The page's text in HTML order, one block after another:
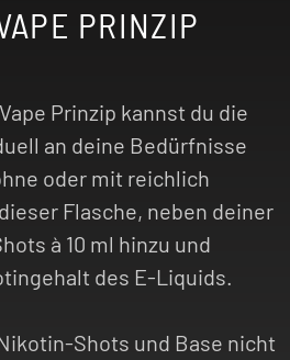
PRINZIP
Prinzip kannst du die
an deine Bedürfnisse
oder mit reichlich
Flasche, neben deiner
à 10 ml hinzu und
des E-Liquids.
Shots und Base nicht